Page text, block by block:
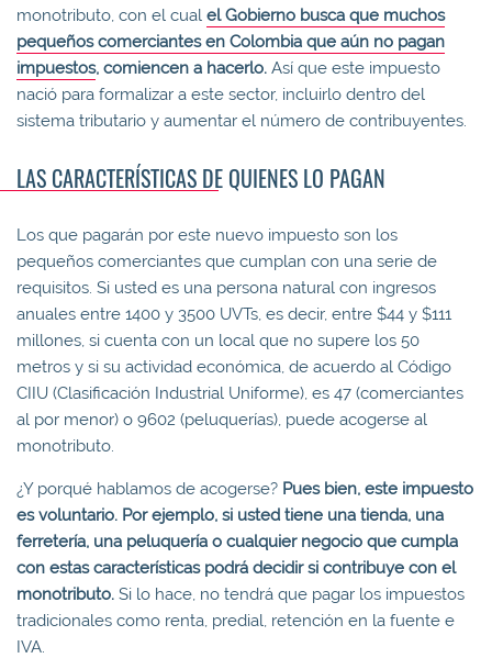
monotributo, con el cual el Gobierno busca que muchos
pequeños comerciantes en Colombia que aún no pagan
impuestos, comiencen a hacerlo. Así que este impuesto
nació para formalizar a este sector, incluirlo dentro del
sistema tributario y aumentar el número de contribuyentes.
LAS CARACTERÍSTICAS DE QUIENES LO PAGAN
Los que pagarán por este nuevo impuesto son los
pequeños comerciantes que cumplan con una serie de
requisitos. Si usted es una persona natural con ingresos
anuales entre 1400 y 3500 UVTs, es decir, entre $44 y $111
millones, si cuenta con un local que no supere los 50
metros y si su actividad económica, de acuerdo al Código
CIIU (Clasificación Industrial Uniforme), es 47 (comerciantes
al por menor) o 9602 (peluquerías), puede acogerse al
monotributo.
¿Y porqué hablamos de acogerse? Pues bien, este impuesto
es voluntario. Por ejemplo, si usted tiene una tienda, una
ferretería, una peluquería o cualquier negocio que cumpla
con estas características podrá decidir si contribuye con el
monotributo. Si lo hace, no tendrá que pagar los impuestos
tradicionales como renta, predial, retención en la fuente e
IVA.